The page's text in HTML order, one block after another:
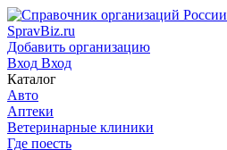
SpravBiz.ru
Добавить организацию
Вход Вход
Каталог
Авто
Аптеки
Ветеринарные клиники
Где поесть